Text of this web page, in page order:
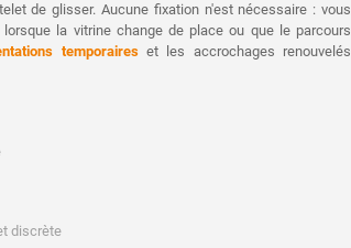
de glisser. Aucune fixation n'est nécessaire : vous
la vitrine change de place ou que le parcours
temporaireset les accrochages renouvelés
discrète